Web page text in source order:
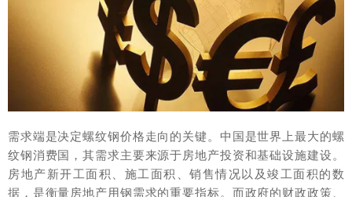
需求端是决定螺纹钢价格走向的关键。中国是世界上最大的螺
纹钢消费国，其需求主要来源于房地产投资和基础设施建设。
房地产新开工面积、施工面积、销售情况以及竣工面积的数
据，是衡量房地产用钢需求的重要指标。而政府的财政政策、